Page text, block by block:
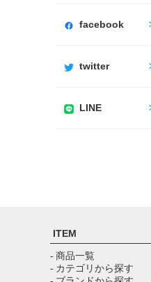
facebook
twitter
LINE
ITEM
- 商品一覧
- カテゴリから探す